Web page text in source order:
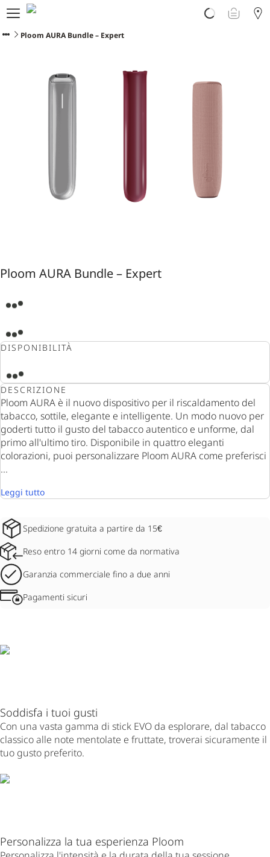
Prodotti
Scopri Ploom
Assistenza
Avvertenze sul prodotto
Ploom AURA Bundle – Expert
Ploom AURA Bundle – Expert
DISPONIBILITÀ
DESCRIZIONE
Ploom AURA è il nuovo dispositivo per il riscaldamento del
tabacco, sottile, elegante e intelligente. Un modo nuovo per
goderti tutto il gusto del tabacco autentico e unforme, dal
primo all'ultimo tiro. Disponibile in quattro eleganti
colorazioni, puoi personalizzare Ploom AURA come preferisci
...
Leggi tutto
Spedizione gratuita a partire da 15€
Reso entro 14 giorni come da normativa
Garanzia commerciale fino a due anni
Pagamenti sicuri
Soddisfa i tuoi gusti
Con una vasta gamma di stick EVO da esplorare, dal tabacco
classico alle note mentolate e fruttate, troverai sicuramente il
tuo gusto preferito.
Personalizza la tua esperienza Ploom